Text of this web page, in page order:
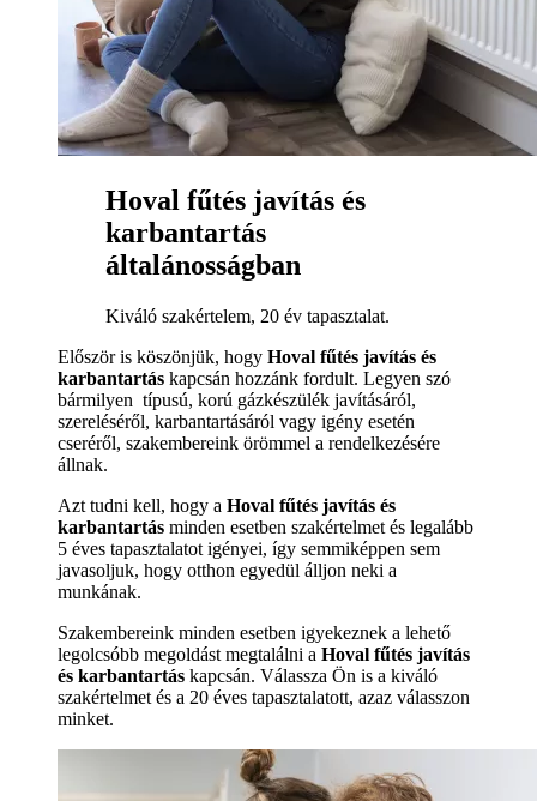
Hoval fűtés javítás és
karbantartás
általánosságban
Kiváló szakértelem, 20 év tapasztalat.
Először is köszönjük, hogy Hoval fűtés javítás és
karbantartás kapcsán hozzánk fordult. Legyen szó
bármilyen típusú, korú gázkészülék javításáról,
szereléséről, karbantartásáról vagy igény esetén
cseréről, szakembereink örömmel a rendelkezésére
állnak.
Azt tudni kell, hogy a Hoval fűtés javítás és
karbantartás minden esetben szakértelmet és legalább
5 éves tapasztalatot igényei, így semmiképpen sem
javasoljuk, hogy otthon egyedül álljon neki a
munkának.
Szakembereink minden esetben igyekeznek a lehető
legolcsóbb megoldást megtalálni a Hoval fűtés javítás
és karbantartás kapcsán. Válassza Ön is a kiváló
szakértelmet és a 20 éves tapasztalatott, azaz válasszon
minket.